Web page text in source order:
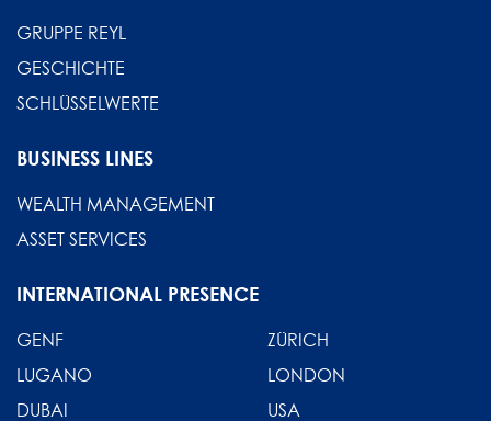
GRUPPE REYL
GESCHICHTE
SCHLÜSSELWERTE
BUSINESS LINES
WEALTH MANAGEMENT
ASSET SERVICES
INTERNATIONAL PRESENCE
GENF
ZÜRICH
LUGANO
LONDON
DUBAI
USA